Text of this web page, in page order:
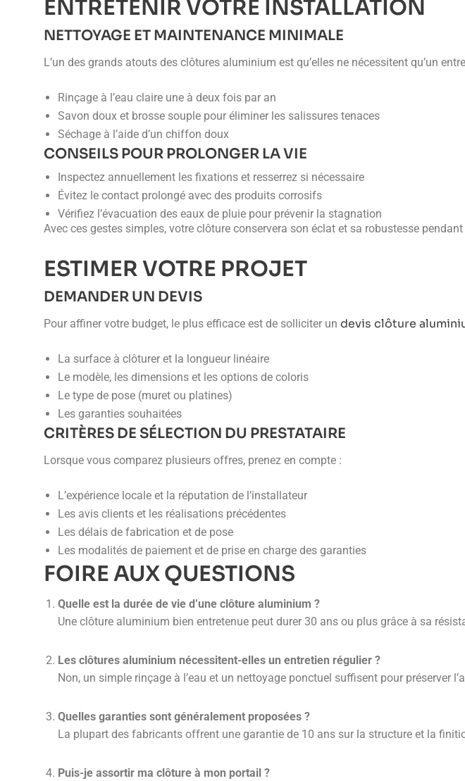
ENTRETENIR VOTRE INSTALLATION
NETTOYAGE ET MAINTENANCE MINIMALE
L’un des grands atouts des clôtures aluminium est qu’elles ne nécessitent qu’un
Rinçage à l’eau claire une à deux fois par an
Savon doux et brosse souple pour éliminer les salissures tenaces
Séchage à l’aide d’un chiffon doux
CONSEILS POUR PROLONGER LA VIE
Inspectez annuellement les fixations et resserrez si nécessaire
Évitez le contact prolongé avec des produits corrosifs
Vérifiez l’évacuation des eaux de pluie pour prévenir la stagnation
Avec ces gestes simples, votre clôture conservera son éclat et sa robustesse
ESTIMER VOTRE PROJET
DEMANDER UN DEVIS
Pour affiner votre budget, le plus efficace est de solliciter un devis clôture
La surface à clôturer et la longueur linéaire
Le modèle, les dimensions et les options de coloris
Le type de pose (muret ou platines)
Les garanties souhaitées
CRITÈRES DE SÉLECTION DU PRESTATAIRE
Lorsque vous comparez plusieurs offres, prenez en compte :
L’expérience locale et la réputation de l’installateur
Les avis clients et les réalisations précédentes
Les délais de fabrication et de pose
Les modalités de paiement et de prise en charge des garanties
FOIRE AUX QUESTIONS
Quelle est la durée de vie d’une clôture aluminium ?
Une clôture aluminium bien entretenue peut durer 30 ans ou plus grâce à sa
Les clôtures aluminium nécessitent-elles un entretien régulier ?
Non, un simple rinçage à l’eau et un nettoyage ponctuel suffisent pour préserver
Quelles garanties sont généralement proposées ?
La plupart des fabricants offrent une garantie de 10 ans sur la structure et la
Puis-je assortir ma clôture à mon portail ?